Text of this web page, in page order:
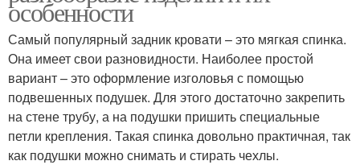
особенности
Самый популярный задник кровати – это мягкая спинка.
Она имеет свои разновидности. Наиболее простой
вариант – это оформление изголовья с помощью
подвешенных подушек. Для этого достаточно закрепить
на стене трубу, а на подушки пришить специальные
петли крепления. Такая спинка довольно практичная, так
как подушки можно снимать и стирать чехлы.